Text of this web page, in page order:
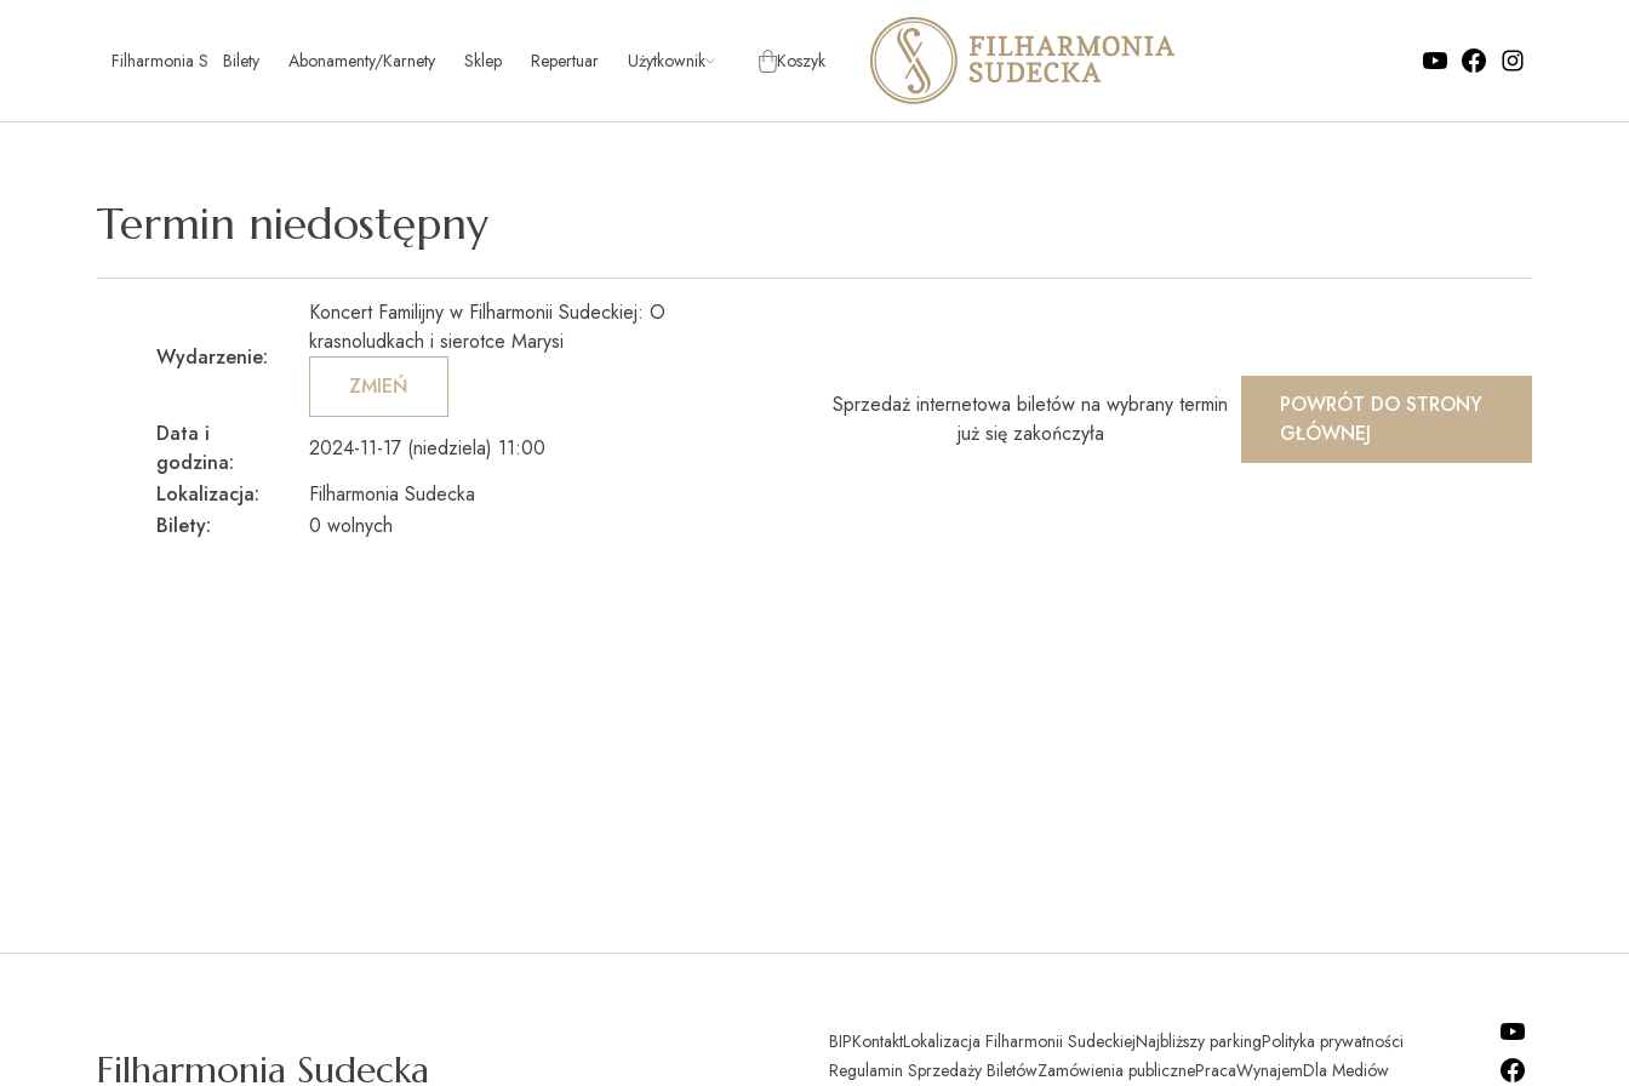
Filharmonia Sudecka
Bilety Abonamenty/Karnety Sklep Repertuar Użytkownik Koszyk Home
Termin niedostępny
Wydarzenie:
Koncert Familijny w Filharmonii Sudeckiej: O
krasnoludkach i sierotce Marysi
ZMIEŃ
Data i
godzina:
2024-11-17 (niedziela) 11:00
Lokalizacja:
Filharmonia Sudecka
Bilety:
0 wolnych
Sprzedaż internetowa biletów na wybrany termin
już się zakończyła
POWRÓT DO STRONY
GŁÓWNEJ
Filharmonia Sudecka
BIPKontaktLokalizacja Filharmonii SudeckiejNajbliższy parkingPolityka prywatności
Regulamin Sprzedaży BiletówZamówienia publicznePracaWynajemDla Mediów